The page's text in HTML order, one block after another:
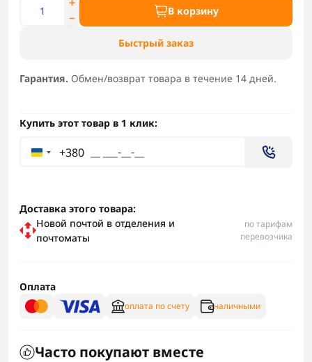
В корзину
Быстрый заказ
Гарантия. Обмен/возврат товара в течение 14 дней.
Купить этот товар в 1 клик:
+380
Доставка этого товара:
Новой почтой в отделения и
почтоматы
по тарифам
перевозчика
Оплата
оплата по счету наличными
Часто покупают вместе